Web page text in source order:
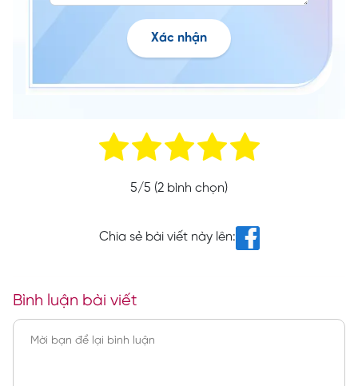
Xác nhận
5/5 (2 bình chọn)
Chia sẻ bài viết này lên:
Bình luận bài viết